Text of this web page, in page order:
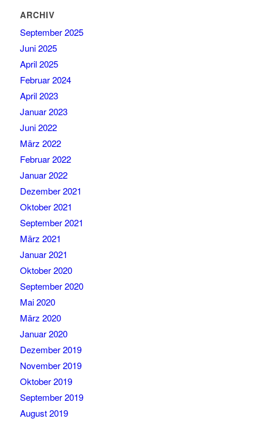
ARCHIV
September 2025
Juni 2025
April 2025
Februar 2024
April 2023
Januar 2023
Juni 2022
März 2022
Februar 2022
Januar 2022
Dezember 2021
Oktober 2021
September 2021
März 2021
Januar 2021
Oktober 2020
September 2020
Mai 2020
März 2020
Januar 2020
Dezember 2019
November 2019
Oktober 2019
September 2019
August 2019